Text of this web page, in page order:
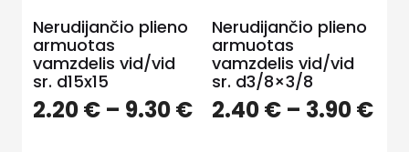
Nerudijančio plieno
armuotas
vamzdelis vid/vid
sr. d15x15
2.20€ – 9.30€
Nerudijančio plieno
armuotas
vamzdelis vid/vid
sr. d3/8×3/8
2.40€– 3.90€